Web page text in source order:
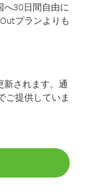
へ30日間自由に
プランよりも
新されます。通
ご提供していま